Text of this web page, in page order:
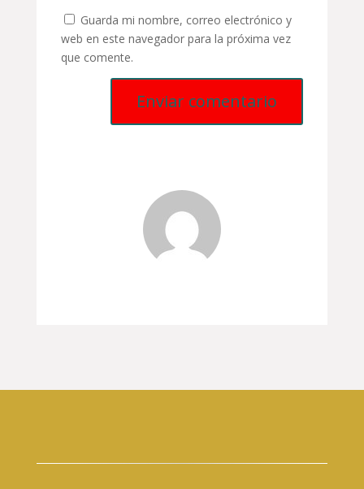
Guarda mi nombre, correo electrónico y
web en este navegador para la próxima vez
que comente.
Enviar comentario